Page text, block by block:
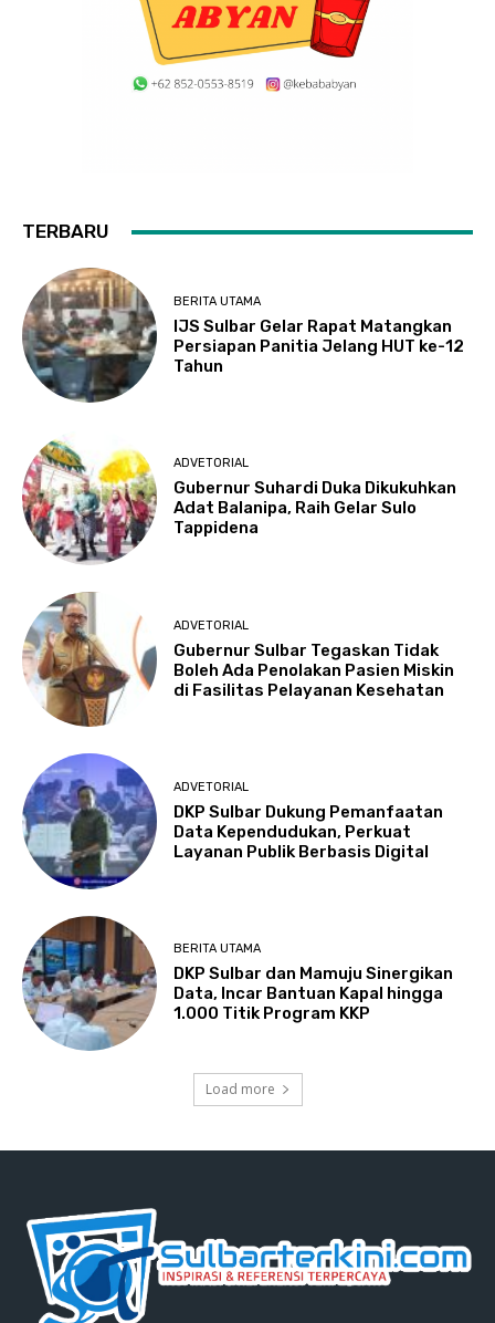
TERBARU
BERITA UTAMA
IJS Sulbar Gelar Rapat Matangkan
Persiapan Panitia Jelang HUT ke-12
Tahun
ADVETORIAL
Gubernur Suhardi Duka Dikukuhkan
Adat Balanipa, Raih Gelar Sulo
Tappidena
ADVETORIAL
Gubernur Sulbar Tegaskan Tidak
Boleh Ada Penolakan Pasien Miskin
di Fasilitas Pelayanan Kesehatan
ADVETORIAL
DKP Sulbar Dukung Pemanfaatan
Data Kependudukan, Perkuat
Layanan Publik Berbasis Digital
BERITA UTAMA
DKP Sulbar dan Mamuju Sinergikan
Data, Incar Bantuan Kapal hingga
1.000 Titik Program KKP
Load more